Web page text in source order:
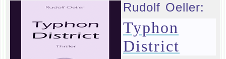
Rudolf Oeller:
Typhon
District